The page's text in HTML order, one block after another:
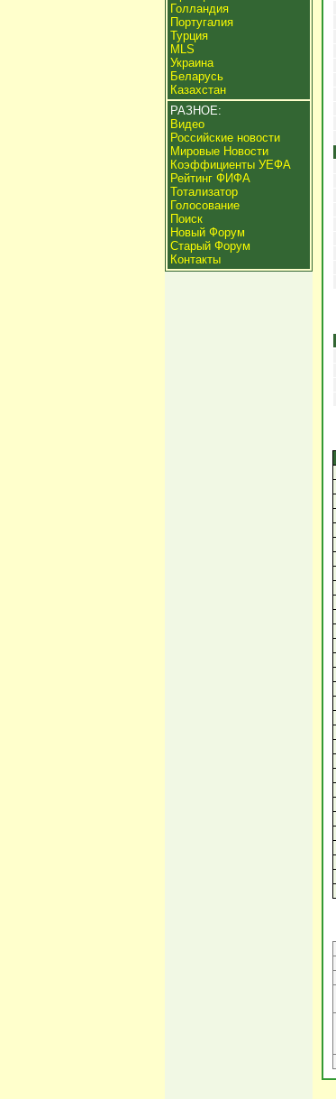
Голландия
Португалия
Турция
MLS
Украина
Беларусь
Казахстан
РАЗНОЕ:
Видео
Российские новости
Мировые Новости
Коэффициенты УЕФА
Рейтинг ФИФА
Тотализатор
Голосование
Поиск
Новый Форум
Старый Форум
Контакты